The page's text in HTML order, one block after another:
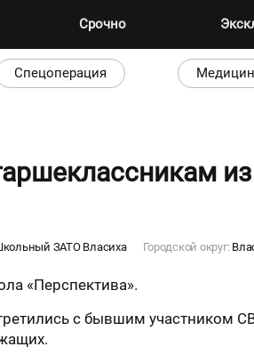
Срочно
Спецоперация
ЗАТО Власиха Городской округ:
«Перспектива».
с бывшим